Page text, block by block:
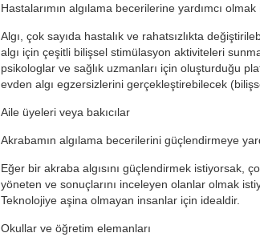
Hastalarımın algılama becerilerine yardımcı olmak
Algı, çok sayıda hastalık ve rahatsızlıkta
algı için çeşitli bilişsel stimülasyon aktiviteleri
psikologlar ve sağlık uzmanları için oluşturduğu
evden algı egzersizlerini gerçekleştirebilecek
Aile üyeleri veya bakıcılar
Akrabamın algılama becerilerini güçlendirmeye
Eğer bir akraba algısını güçlendirmek istiyorsak,
yöneten ve sonuçlarını inceleyen olanlar olmak
Teknolojiye aşina olmayan insanlar için idealdir.
Okullar ve öğretim elemanları